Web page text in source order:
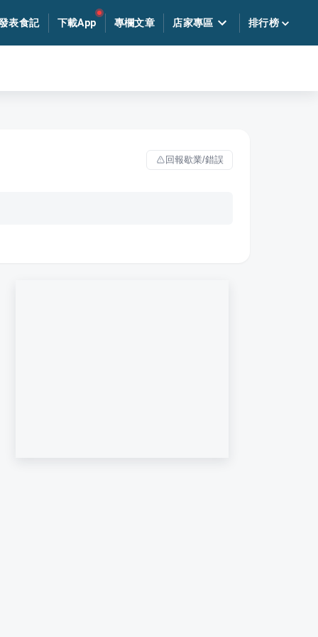
表食記 下載App 專欄文章 店家專區 排行榜
回報歇業/錯誤